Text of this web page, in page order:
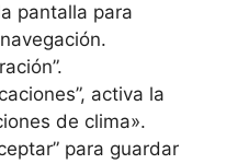
pantalla para
activa la
de clima».
para guardar